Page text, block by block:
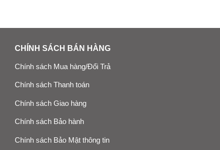
CHÍNH SÁCH BÁN HÀNG
Chính sách Mua hàng/Đổi Trả
Chính sách Thanh toán
Chính sách Giao hàng
Chính sách Bảo hành
Chính sách Bảo Mật thông tin